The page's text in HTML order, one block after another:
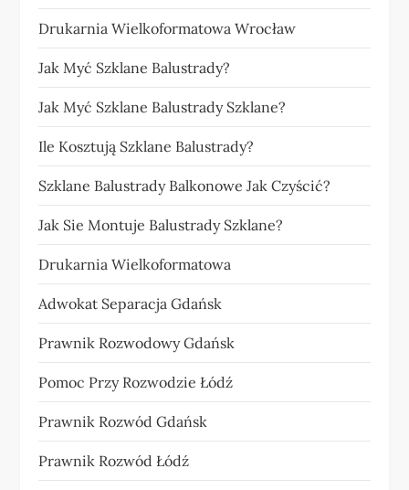
Drukarnia Wielkoformatowa Wrocław
Jak Myć Szklane Balustrady?
Jak Myć Szklane Balustrady Szklane?
Ile Kosztują Szklane Balustrady?
Szklane Balustrady Balkonowe Jak Czyścić?
Jak Sie Montuje Balustrady Szklane?
Drukarnia Wielkoformatowa
Adwokat Separacja Gdańsk
Prawnik Rozwodowy Gdańsk
Pomoc Przy Rozwodzie Łódź
Prawnik Rozwód Gdańsk
Prawnik Rozwód Łódź